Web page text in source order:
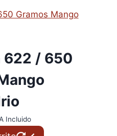
622 / 650
Incluido